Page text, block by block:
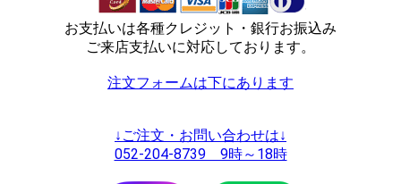
お支払いは各種クレジット・銀行お振込み
ご来店支払いに対応しております。
注文フォームは下にあります
↓ご注文・お問い合わせは↓
052-204-8739 9時～18時